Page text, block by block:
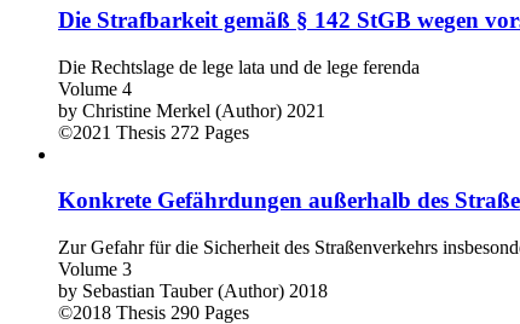
Die Strafbarkeit gemäß § 142 StGB wegen
Die Rechtslage de lege lata und de lege ferenda
Volume 4
by Christine Merkel (Author) 2021
©2021 Thesis 272 Pages
Konkrete Gefährdungen außerhalb des
Zur Gefahr für die Sicherheit des Straßenverkehrs
Volume 3
by Sebastian Tauber (Author) 2018
©2018 Thesis 290 Pages